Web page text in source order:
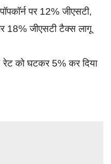
पर 12% जीएसटी,
18% जीएसटी टैक्स लागू
रेट को घटकर 5% कर दिया